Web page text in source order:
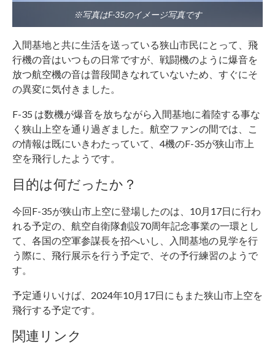
※写真はF-35のイメージ写真です
入間基地と共に生活を送っている狭山市民にとって、飛
行機の音はいつもの日常ですが、戦闘機のように爆音を
放つ航空機の音は普段聞きなれていないため、すぐにそ
の異変に気付きました。
F-35 は数機が爆音を放ちながら入間基地に着陸する事な
く狭山上空を通り過ぎました。航空ファンの間では、こ
の情報は既にいきわたっていて、4機のF-35が狭山市上
空を飛行したようです。
目的は何だったか？
今回F-35が狭山市上空に登場したのは、10月17日に行わ
れる予定の、航空自衛隊創設70周年記念事業の一環とし
て、各国の空軍参謀長を招へいし、入間基地の見学を行
う際に、飛行展示を行う予定で、その予行練習のようで
す。
予定通りいけば、2024年10月17日にもまた狭山市上空を
飛行する予定です。
関連リンク